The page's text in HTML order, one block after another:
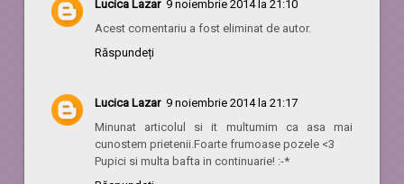
Lucica Lazar 9 noiembrie 2014 la 21:10
Acest comentariu a fost eliminat de autor.
Răspundeți
Lucica Lazar 9 noiembrie 2014 la 21:17
Minunat articolul si it multumim ca asa mai
cunostem prietenii.Foarte frumoase pozele <3
Pupici si multa bafta in continuarie! :-*